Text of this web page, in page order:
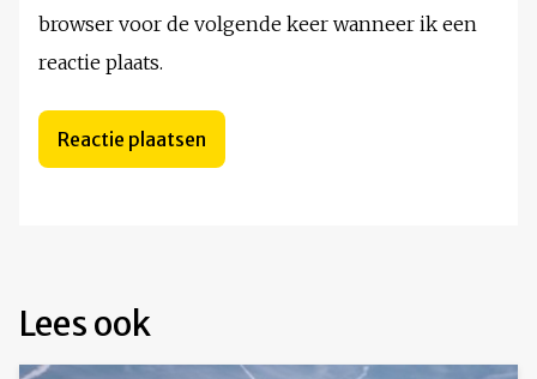
browser voor de volgende keer wanneer ik een
reactie plaats.
Lees ook